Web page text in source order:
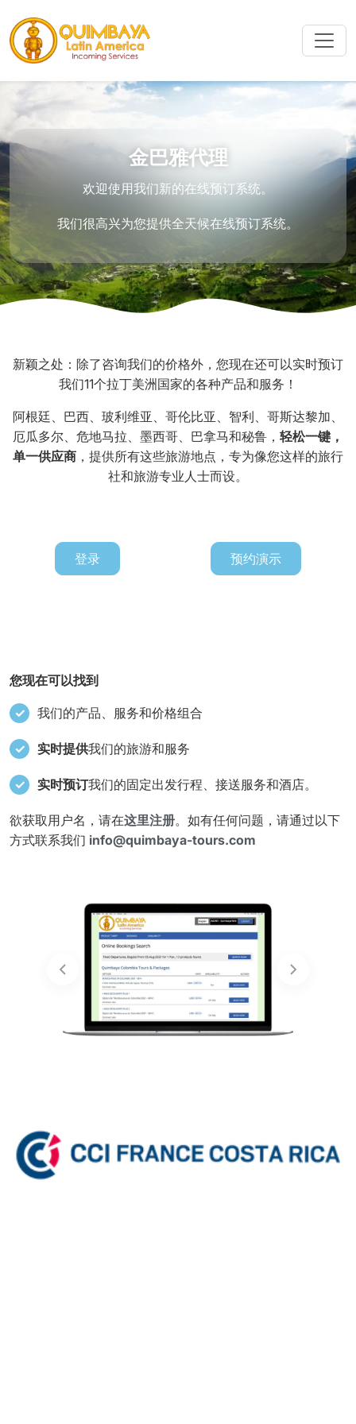
金巴雅代理
欢迎使用我们新的在线预订系统。
我们很高兴为您提供全天候在线预订系统。
新颖之处：除了咨询我们的价格外，您现在还可以实时预订
我们11个拉丁美洲国家的各种产品和服务！
阿根廷、巴西、玻利维亚、哥伦比亚、智利、哥斯达黎加、
厄瓜多尔、危地马拉、墨西哥、巴拿马和秘鲁， 轻松一键，
单一供应商 ，提供所有这些旅游地点，专为像您这样的旅行
社和旅游专业人士而设。
登录 预约演示
您现在可以找到
我们的产品、服务和价格组合
实时提供我们的旅游和服务
实时预订我们的固定出发行程、接送服务和酒店。
欲获取用户名，请在这里注册。如有任何问题，请通过以下
方式联系我们 info@quimbaya-tours.com